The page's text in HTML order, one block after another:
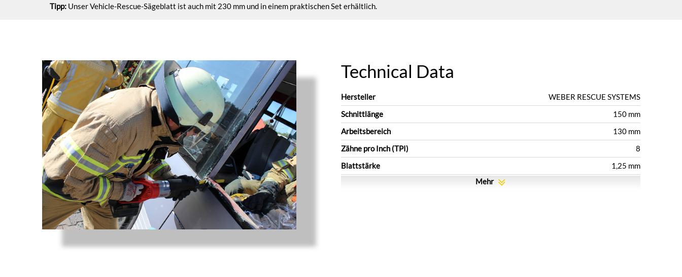
Tipp:Unser Vehicle-Rescue-Sägeblatt ist auch mit 230 mm und in einem praktischen Set erhältlich.
Technical Data
Hersteller
WEBER RESCUE SYSTEMS
Schnittlänge
150 mm
Arbeitsbereich
130 mm
Zähne pro Inch (TPI)
8
Blattstärke
1,25 mm
Mehr